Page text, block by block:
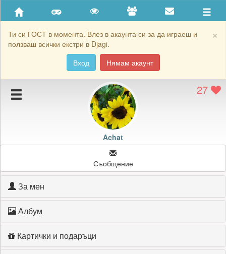
×
Ти си ГОСТ в момента. Влез в акаунта си за да играеш и
ползваш всички екстри в Djagi.
Вход
Нямам акаунт
Приятели
Хронология на игри
Подаръците на Achat 27
Achat
Съобщение
За мен
Албум
Картички и подаръци